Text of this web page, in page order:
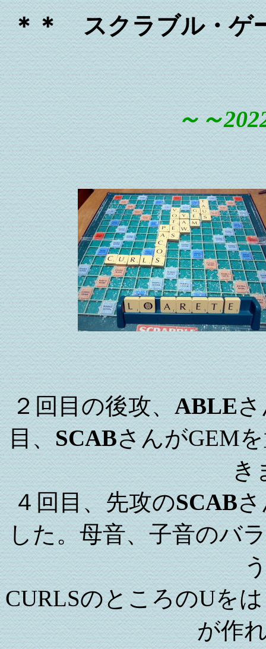
＊＊ スクラブル・
～～
２回目の後攻、ABLE
目、SCABさんがGEM
き
４回目、先攻のSCAB
した。母音、子音のバ
CURLSのところのUを
が作